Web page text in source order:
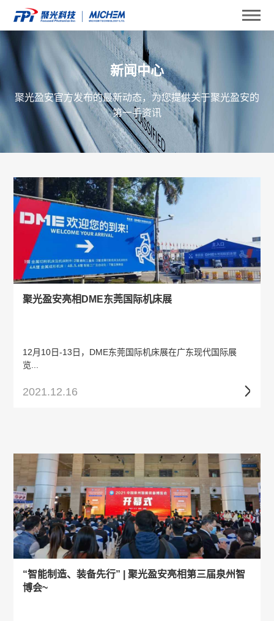
新闻中心
聚光盈安官方发布的最新动态，为您提供关于聚光盈安的
第一手资讯
聚光盈安亮相DME东莞国际机床展
12月10日-13日，DME东莞国际机床展在广东现代国际展
览...
2021.12.16
“智能制造、装备先行” | 聚光盈安亮相第三届泉州智
博会~